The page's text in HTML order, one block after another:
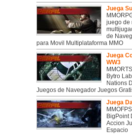
Juega
juego de
de
para Movil Multiplataforma MMO
Juega
WW3
MMORTS
Bytro
Nations
Juegos de Navegador Juegos
Juega
MMOFPS
BigPoint
Accion
Espacio